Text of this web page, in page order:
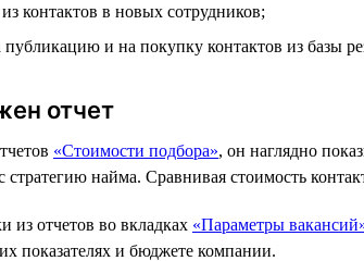
контактов в новых сотрудников;
публикацию и на покупку контактов из базы
отчет
«Стоимости подбора», он наглядно
стратегию найма. Сравнивая стоимость
из отчетов во вкладках «Параметры
показателях и бюджете компании.